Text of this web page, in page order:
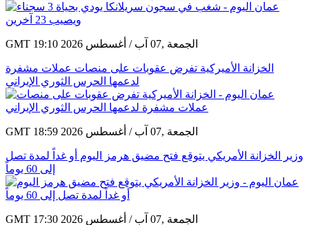
GMT 19:10 2026 الجمعة ,07 آب / أغسطس
الخزانة الأميركية تفرض عقوبات على منصات عملات مشفرة
لدعمها الحرس الثوري الإيراني
GMT 18:59 2026 الجمعة ,07 آب / أغسطس
وزير الخزانة الأمريكي يتوقع فتح مضيق هرمز اليوم أو غداً لمدة تصل
إلى 60 يوماً
GMT 17:30 2026 الجمعة ,07 آب / أغسطس